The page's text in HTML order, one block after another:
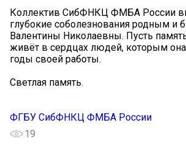
Коллектив СибФНКЦ ФМБА России
глубокие соболезнования родным и
Валентины Николаевны. Пусть
живёт в сердцах людей, которым
годы своей работы.
Светлая память.
ФГБУ СибФНКЦ ФМБА России
19